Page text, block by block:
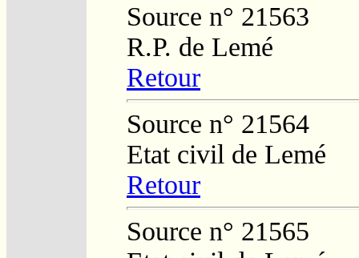
Source n° 21563
R.P. de Lemé
Retour
Source n° 21564
Etat civil de Lemé
Retour
Source n° 21565